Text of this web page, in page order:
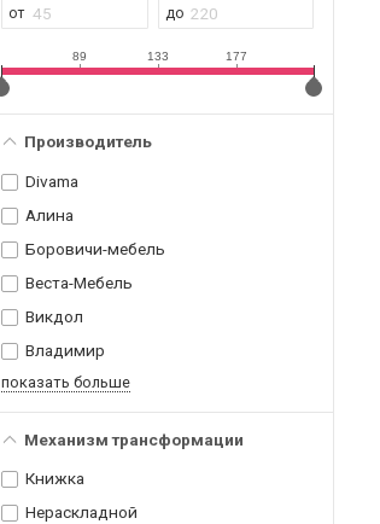
89 133 177
Производитель
Divama
Алина
Боровичи-мебель
Веста-Мебель
Викдол
Владимир
показать больше
Механизм трансформации
Книжка
Нераскладной